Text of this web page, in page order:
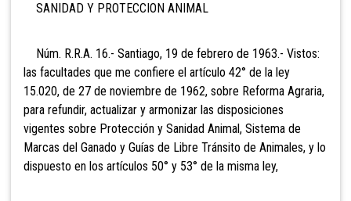
SANIDAD Y PROTECCION ANIMAL
Núm. R.R.A. 16.- Santiago, 19 de febrero de 1963.- Vistos:
las facultades que me confiere el artículo 42° de la ley
15.020, de 27 de noviembre de 1962, sobre Reforma Agraria,
para refundir, actualizar y armonizar las disposiciones
vigentes sobre Protección y Sanidad Animal, Sistema de
Marcas del Ganado y Guías de Libre Tránsito de Animales, y lo
dispuesto en los artículos 50° y 53° de la misma ley,